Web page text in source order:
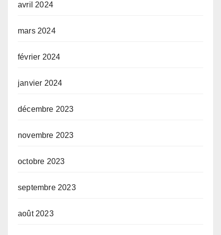
avril 2024
mars 2024
février 2024
janvier 2024
décembre 2023
novembre 2023
octobre 2023
septembre 2023
août 2023